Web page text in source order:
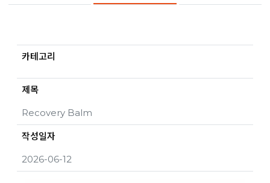
카테고리
제목
Recovery Balm
작성일자
2026-06-12